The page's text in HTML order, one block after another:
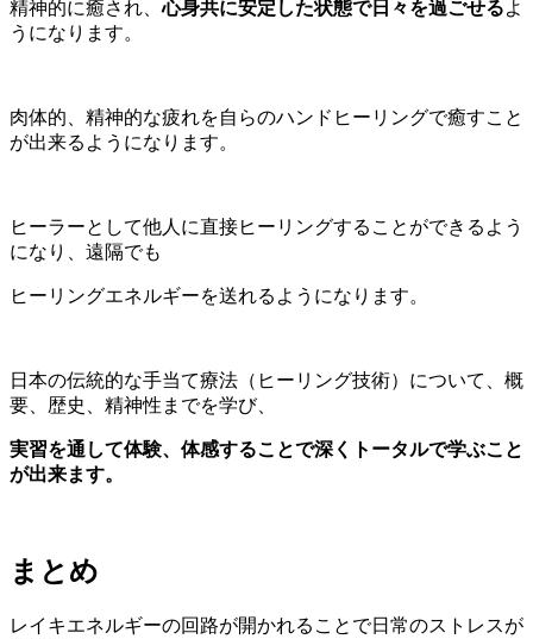
精神的に癒され、心身共に安定した状態で日々を過ごせるよ
うになります。
肉体的、精神的な疲れを自らのハンドヒーリングで癒すこと
が出来るようになります。
ヒーラーとして他人に直接ヒーリングすることができるよう
になり、遠隔でも
ヒーリングエネルギーを送れるようになります。
日本の伝統的な手当て療法（ヒーリング技術）について、概
要、歴史、精神性までを学び、
実習を通して体験、体感することで深くトータルで学ぶこと
が出来ます。
まとめ
レイキエネルギーの回路が開かれることで日常のストレスが